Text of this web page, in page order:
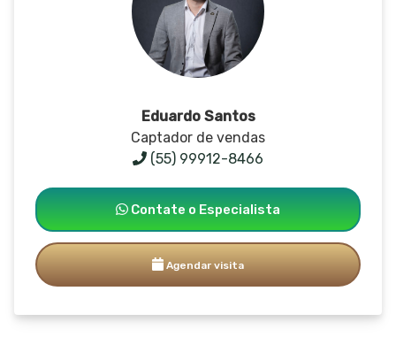
Eduardo Santos
Captador de vendas
(55) 99912-8466
Contate o Especialista
Agendar visita